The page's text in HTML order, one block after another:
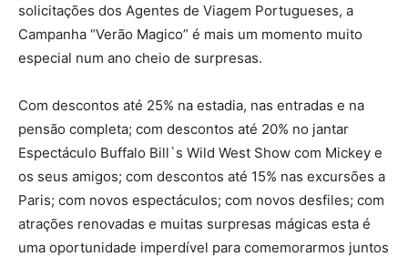
solicitações dos Agentes de Viagem Portugueses, a
Campanha “Verão Magico” é mais um momento muito
especial num ano cheio de surpresas.
Com descontos até 25% na estadia, nas entradas e na
pensão completa; com descontos até 20% no jantar
Espectáculo Buffalo Bill`s Wild West Show com Mickey e
os seus amigos; com descontos até 15% nas excursões a
Paris; com novos espectáculos; com novos desfiles; com
atrações renovadas e muitas surpresas mágicas esta é
uma oportunidade imperdível para comemorarmos juntos